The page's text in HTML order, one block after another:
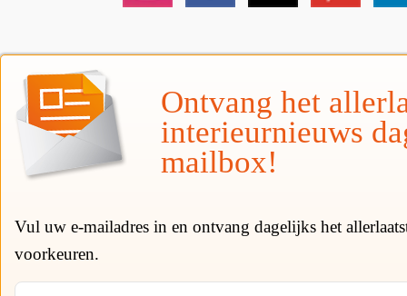
Ontvang het
interieurnieuws
mailbox!
Vul uw e-mailadres in en ontvang dagelijks het
voorkeuren.